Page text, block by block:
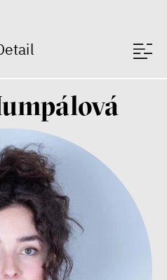
Tomáš Feřtek
Klára Šimáčková Laurenčíková
Závěrečná zpráva IF 2025